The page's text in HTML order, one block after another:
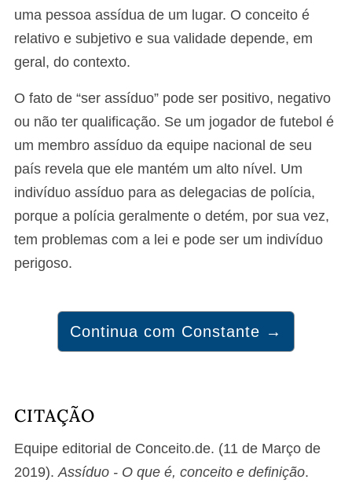
uma pessoa assídua de um lugar. O conceito é
relativo e subjetivo e sua validade depende, em
geral, do contexto.
O fato de “ser assíduo” pode ser positivo, negativo
ou não ter qualificação. Se um jogador de futebol é
um membro assíduo da equipe nacional de seu
país revela que ele mantém um alto nível. Um
indivíduo assíduo para as delegacias de polícia,
porque a polícia geralmente o detém, por sua vez,
tem problemas com a lei e pode ser um indivíduo
perigoso.
Continua com Constante →
CITAÇÃO
Equipe editorial de Conceito.de. (11 de Março de
2019).Assíduo - O que é, conceito e definição.